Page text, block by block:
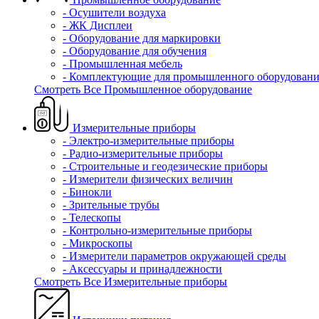
- Осушители воздуха
- ЖК Дисплеи
- Оборудование для маркировки
- Оборудование для обучения
- Промышленная мебель
- Комплектующие для промышленного
Смотреть Все Промышленное оборудование
Измерительные приборы
- Электро-измерительные приборы
- Радио-измерительные приборы
- Строительные и геодезические приборы
- Измерители физических величин
- Бинокли
- Зрительные трубы
- Телескопы
- Контрольно-измерительные приборы
- Микроскопы
- Измерители параметров окружающей среды
- Аксессуары и принадлежности
Смотреть Все Измерительные приборы